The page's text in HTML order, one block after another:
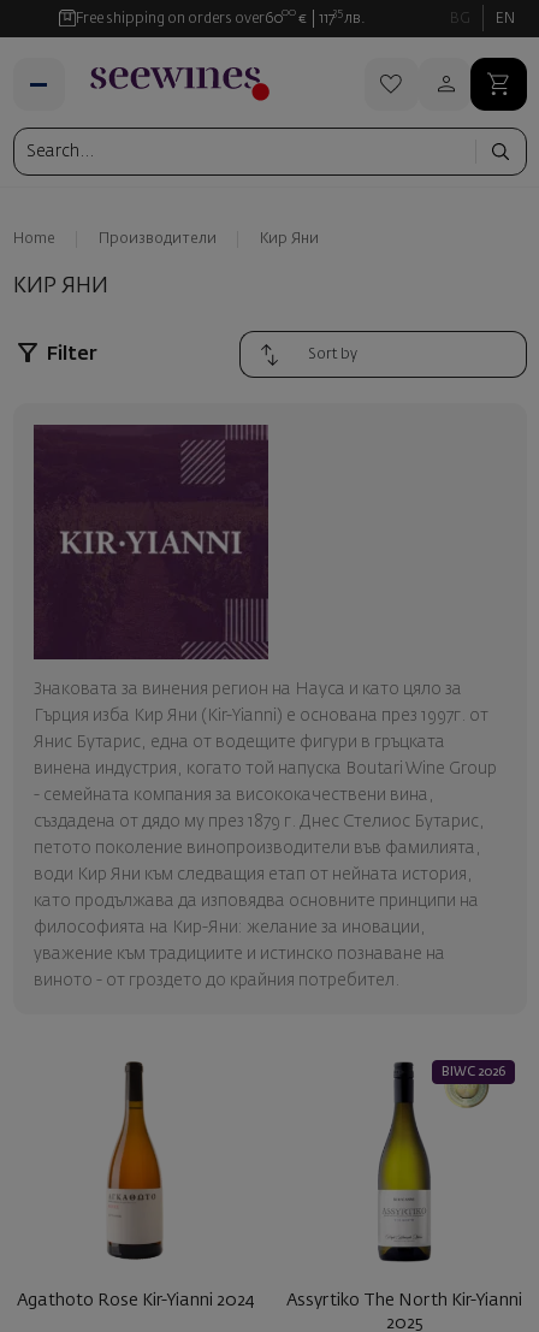
Free shipping on orders over6000 € 11735 лв. BG EN
Home Производители Кир Яни
КИР ЯНИ
Filter
Знаковата за винения регион на Науса и като цяло за
Гърция изба Кир Яни (Kir-Yianni) е основана през 1997г. от
Янис Бутарис, една от водещите фигури в гръцката
винена индустрия, когато той напуска Boutari Wine Group
- семейната компания за висококачествени вина,
създадена от дядо му през 1879 г. Днес Стелиос Бутарис,
петото поколение винопроизводители във фамилията,
води Кир Яни към следващия етап от нейната история,
като продължава да изповядва основните принципи на
философията на Кир-Яни: желание за иновации,
уважение към традициите и истинско познаване на
виното - от гроздето до крайния потребител.
Agathoto Rose Kir-Yianni 2024
BIWC 2026
Assyrtiko The North Kir-Yianni
2025